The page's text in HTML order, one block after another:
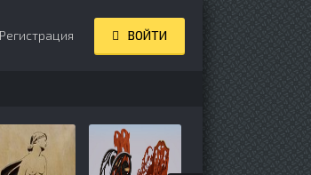
Регистрация ВОЙТИ